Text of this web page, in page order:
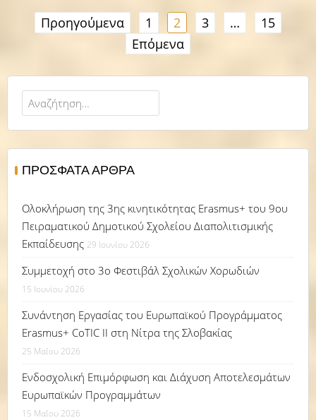
Σελιδοποίηση
Προηγούμενα 1 2 3 …
15
Επόμενα
Αναζήτηση
για:
ΠΡΌΣΦΑΤΑ ΆΡΘΡΑ
Ολοκλήρωση της 3ης κινητικότητας Erasmus+ του 9ου
Πειραματικού Δημοτικού Σχολείου Διαπολιτισμικής
Εκπαίδευσης 29 Ιουνίου 2026
Συμμετοχή στο 3ο Φεστιβάλ Σχολικών Χορωδιών
15 Ιουνίου 2026
Συνάντηση Εργασίας του Ευρωπαϊκού Προγράμματος
Erasmus+ CoTIC II στη Νίτρα της Σλοβακίας
25 Μαΐου 2026
Ενδοσχολική Επιμόρφωση και Διάχυση Αποτελεσμάτων
Ευρωπαϊκών Προγραμμάτων
15 Μαΐου 2026